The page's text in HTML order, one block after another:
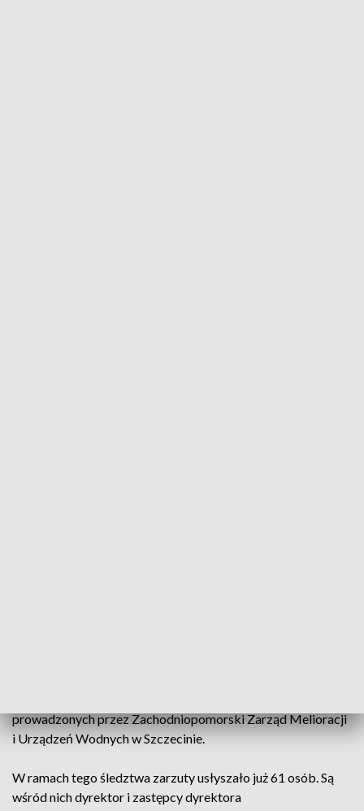
prowadzonych przez Zachodniopomorski Zarząd Melioracji
i Urządzeń Wodnych w Szczecinie.
W ramach tego śledztwa zarzuty usłyszało już 61 osób. Są
wśród nich dyrektor i zastępcy dyrektora